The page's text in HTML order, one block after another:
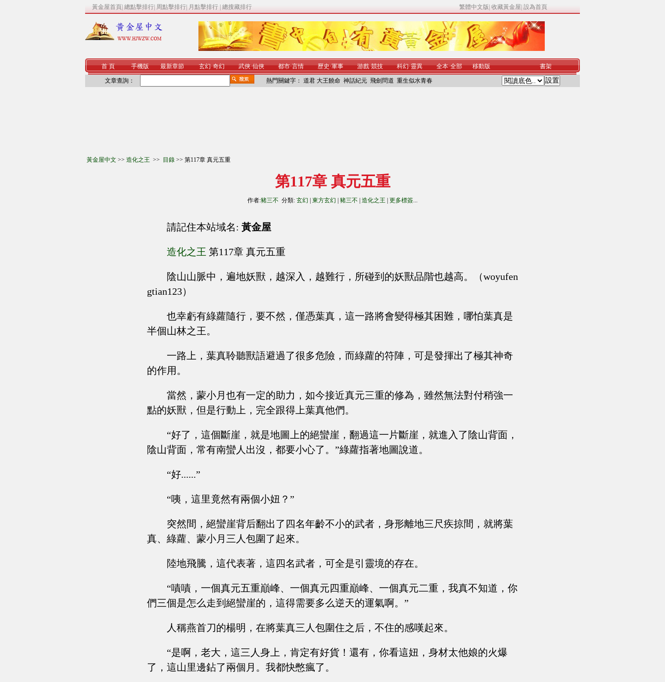
黃金屋首頁 總點擊排行 周點擊排行 月點擊排行 總搜藏排行 繁體中文版 收藏黃金屋 設為首頁
首 頁 手機版 最新章節 玄幻·奇幻 武俠·仙俠 都市·言情 歷史·軍事 游戲·競技 科幻·靈異 全本·全部 移動版 書架
文章查詢： 熱門關鍵字： 道君 大王饒命 神話紀元 飛劍問道 重生似水青春
黃金屋中文 >> 造化之王 >> 目錄 >> 第117章 真元五重
第117章 真元五重
作者:豬三不 分類: 玄幻 東方玄幻 豬三不 造化之王 更多標簽...
請記住本站域名: 黃金屋
造化之王 第117章 真元五重
陰山山脈中，遍地妖獸，越深入，越難行，所碰到的妖獸品階也越高。（woyufen
gtian123）
也幸虧有綠蘿隨行，要不然，僅憑葉真，這一路將會變得極其困難，哪怕葉真是
半個山林之王。
一路上，葉真聆聽獸語避過了很多危險，而綠蘿的符陣，可是發揮出了極其神奇
的作用。
當然，蒙小月也有一定的助力，如今接近真元三重的修為，雖然無法對付稍強一
點的妖獸，但是行動上，完全跟得上葉真他們。
“好了，這個斷崖，就是地圖上的絕蠻崖，翻過這一片斷崖，就進入了陰山背面，
陰山背面，常有南蠻人出沒，都要小心了。”綠蘿指著地圖說道。
“好......”
“咦，這里竟然有兩個小妞？”
突然間，絕蠻崖背后翻出了四名年齡不小的武者，身形離地三尺疾掠間，就將葉
真、綠蘿、蒙小月三人包圍了起來。
陸地飛騰，這代表著，這四名武者，可全是引靈境的存在。
“嘖嘖，一個真元五重巔峰、一個真元四重巔峰、一個真元二重，我真不知道，你
們三個是怎么走到絕蠻崖的，這得需要多么逆天的運氣啊。”
人稱燕首刀的楊明，在將葉真三人包圍住之后，不住的感嘆起來。
“是啊，老大，這三人身上，肯定有好貨！還有，你看這妞，身材太他娘的火爆
了，這山里邊鉆了兩個月。我都快憋瘋了。